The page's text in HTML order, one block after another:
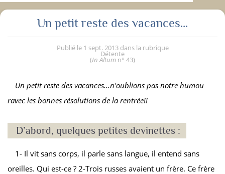
Un petit reste des vacances...
Publié le 1 sept. 2013 dans la rubrique
Détente
(In Altum n° 43)
Un petit reste des vacances...n'oublions pas notre humou
ravec les bonnes résolutions de la rentrée!!
D’abord, quelques petites devinettes :
1- Il vit sans corps, il parle sans langue, il entend sans
oreilles. Qui est-ce ? 2-Trois russes avaient un frère. Ce frère